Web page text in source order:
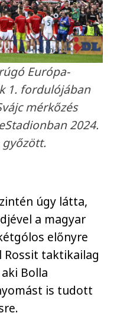
Európa-
1. fordulójában
mérkőzés
2024.
győzött.
úgy látta,
a magyar
előnyre
taktikailag
Bolla
is tudott